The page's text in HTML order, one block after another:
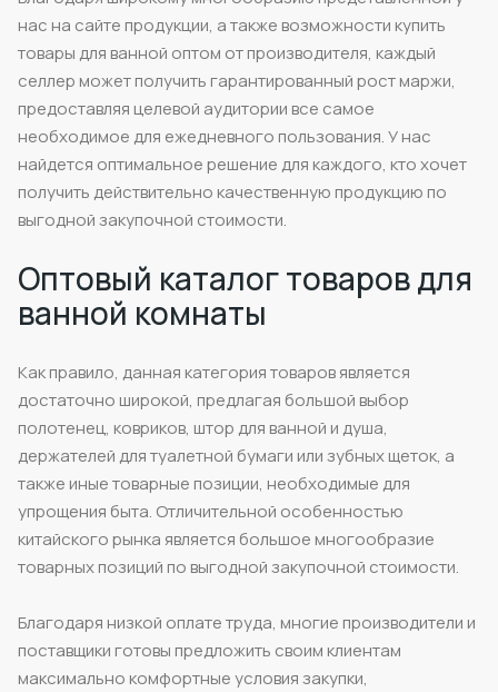
нас на сайте продукции, а также возможности купить
товары для ванной оптом от производителя, каждый
селлер может получить гарантированный рост маржи,
предоставляя целевой аудитории все самое
необходимое для ежедневного пользования. У нас
найдется оптимальное решение для каждого, кто хочет
получить действительно качественную продукцию по
выгодной закупочной стоимости.
Оптовый каталог товаров для
ванной комнаты
Как правило, данная категория товаров является
достаточно широкой, предлагая большой выбор
полотенец, ковриков, штор для ванной и душа,
держателей для туалетной бумаги или зубных щеток, а
также иные товарные позиции, необходимые для
упрощения быта. Отличительной особенностью
китайского рынка является большое многообразие
товарных позиций по выгодной закупочной стоимости.
Благодаря низкой оплате труда, многие производители и
поставщики готовы предложить своим клиентам
максимально комфортные условия закупки,